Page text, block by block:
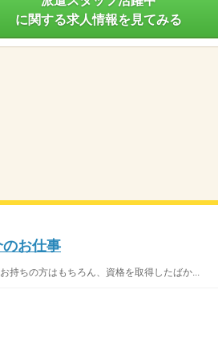
に関する求人情報を見てみる
お仕事
持ちの方はもちろん、資格を取得したばか...